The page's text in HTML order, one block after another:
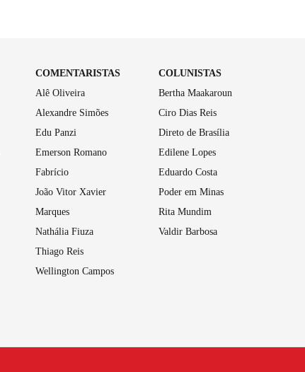
COMENTARISTAS
Alê Oliveira
Alexandre Simões
Edu Panzi
Emerson Romano
Fabrício
João Vitor Xavier
Marques
Nathália Fiuza
Thiago Reis
Wellington Campos
COLUNISTAS
Bertha Maakaroun
Ciro Dias Reis
Direto de Brasília
Edilene Lopes
Eduardo Costa
Poder em Minas
Rita Mundim
Valdir Barbosa